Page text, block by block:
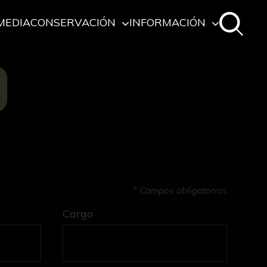
CONSERVACIÓN INFORMACIÓN
* Campos obligatorios
Cargo